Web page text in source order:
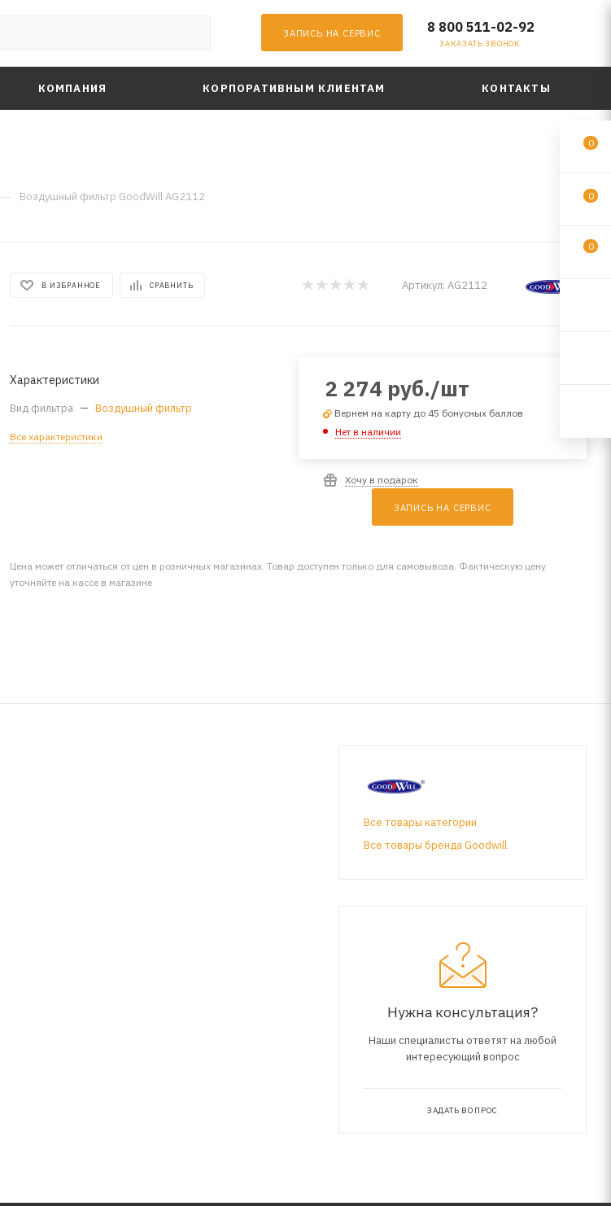
ЗАПИСЬ НА СЕРВИС 8 800 511-02-92
ЗАКАЗАТЬ ЗВОНОК
КОМПАНИЯ КОРПОРАТИВНЫМ КЛИЕНТАМ КОНТАКТЫ
— Воздушный фильтр GoodWill AG2112
В ИЗБРАННОЕ СРАВНИТЬ Артикул: AG2112
Характеристики
Вид фильтра — Воздушный фильтр
Все характеристики
2 274 руб./шт
Вернем на карту до 45 бонусных баллов
Нет в наличии
Хочу в подарок
ЗАПИСЬ НА СЕРВИС
Цена может отличаться от цен в розничных магазинах. Товар доступен только для самовывоза. Фактическую цену
уточняйте на кассе в магазине
Все товары категории
Все товары бренда Goodwill
Нужна консультация?
Наши специалисты ответят на любой
интересующий вопрос
ЗАДАТЬ ВОПРОС
0
0
0